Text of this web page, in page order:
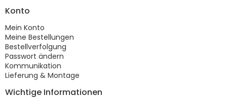
Konto
Mein Konto
Meine Bestellungen
Bestellverfolgung
Passwort ändern
Kommunikation
Lieferung & Montage
Wichtige Informationen